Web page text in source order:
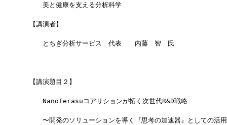
美と健康を支える分析科学
【講演者】
とちぎ分析サービス　代表　　内藤　智　氏
【講演題目２】
NanoTerasuコアリションが拓く次世代R&D戦略
〜開発のソリューションを導く『思考の加速器』としての活